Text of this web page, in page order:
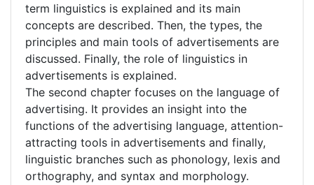
term linguistics is explained and its main
concepts are described. Then, the types, the
principles and main tools of advertisements are
discussed. Finally, the role of linguistics in
advertisements is explained.
The second chapter focuses on the language of
advertising. It provides an insight into the
functions of the advertising language, attention-
attracting tools in advertisements and finally,
linguistic branches such as phonology, lexis and
orthography, and syntax and morphology.